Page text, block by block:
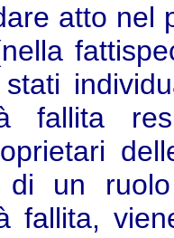
atto nel
fallita
di un
fallita,